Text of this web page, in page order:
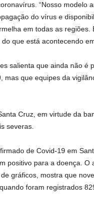
“Nosso modelo
do vírus e
em todas as
que está acontecendo
salienta que ainda não
mas que equipes da
Cruz, em virtude da
severas.
de Covid-19 em
positivo para a doença.
gráficos, mostra que
foram registrados